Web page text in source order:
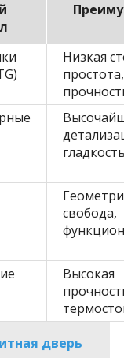
Низкая
простота,
свобода,
Высокая
дверь